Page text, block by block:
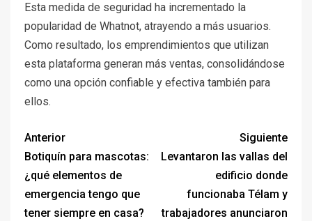
Esta medida de seguridad ha incrementado la
popularidad de Whatnot, atrayendo a más usuarios.
Como resultado, los emprendimientos que utilizan
esta plataforma generan más ventas, consolidándose
como una opción confiable y efectiva también para
ellos.
Anterior
Botiquín para mascotas:
¿qué elementos de
emergencia tengo que
tener siempre en casa?
Siguiente
Levantaron las vallas del
edificio donde
funcionaba Télam y
trabajadores anunciaron